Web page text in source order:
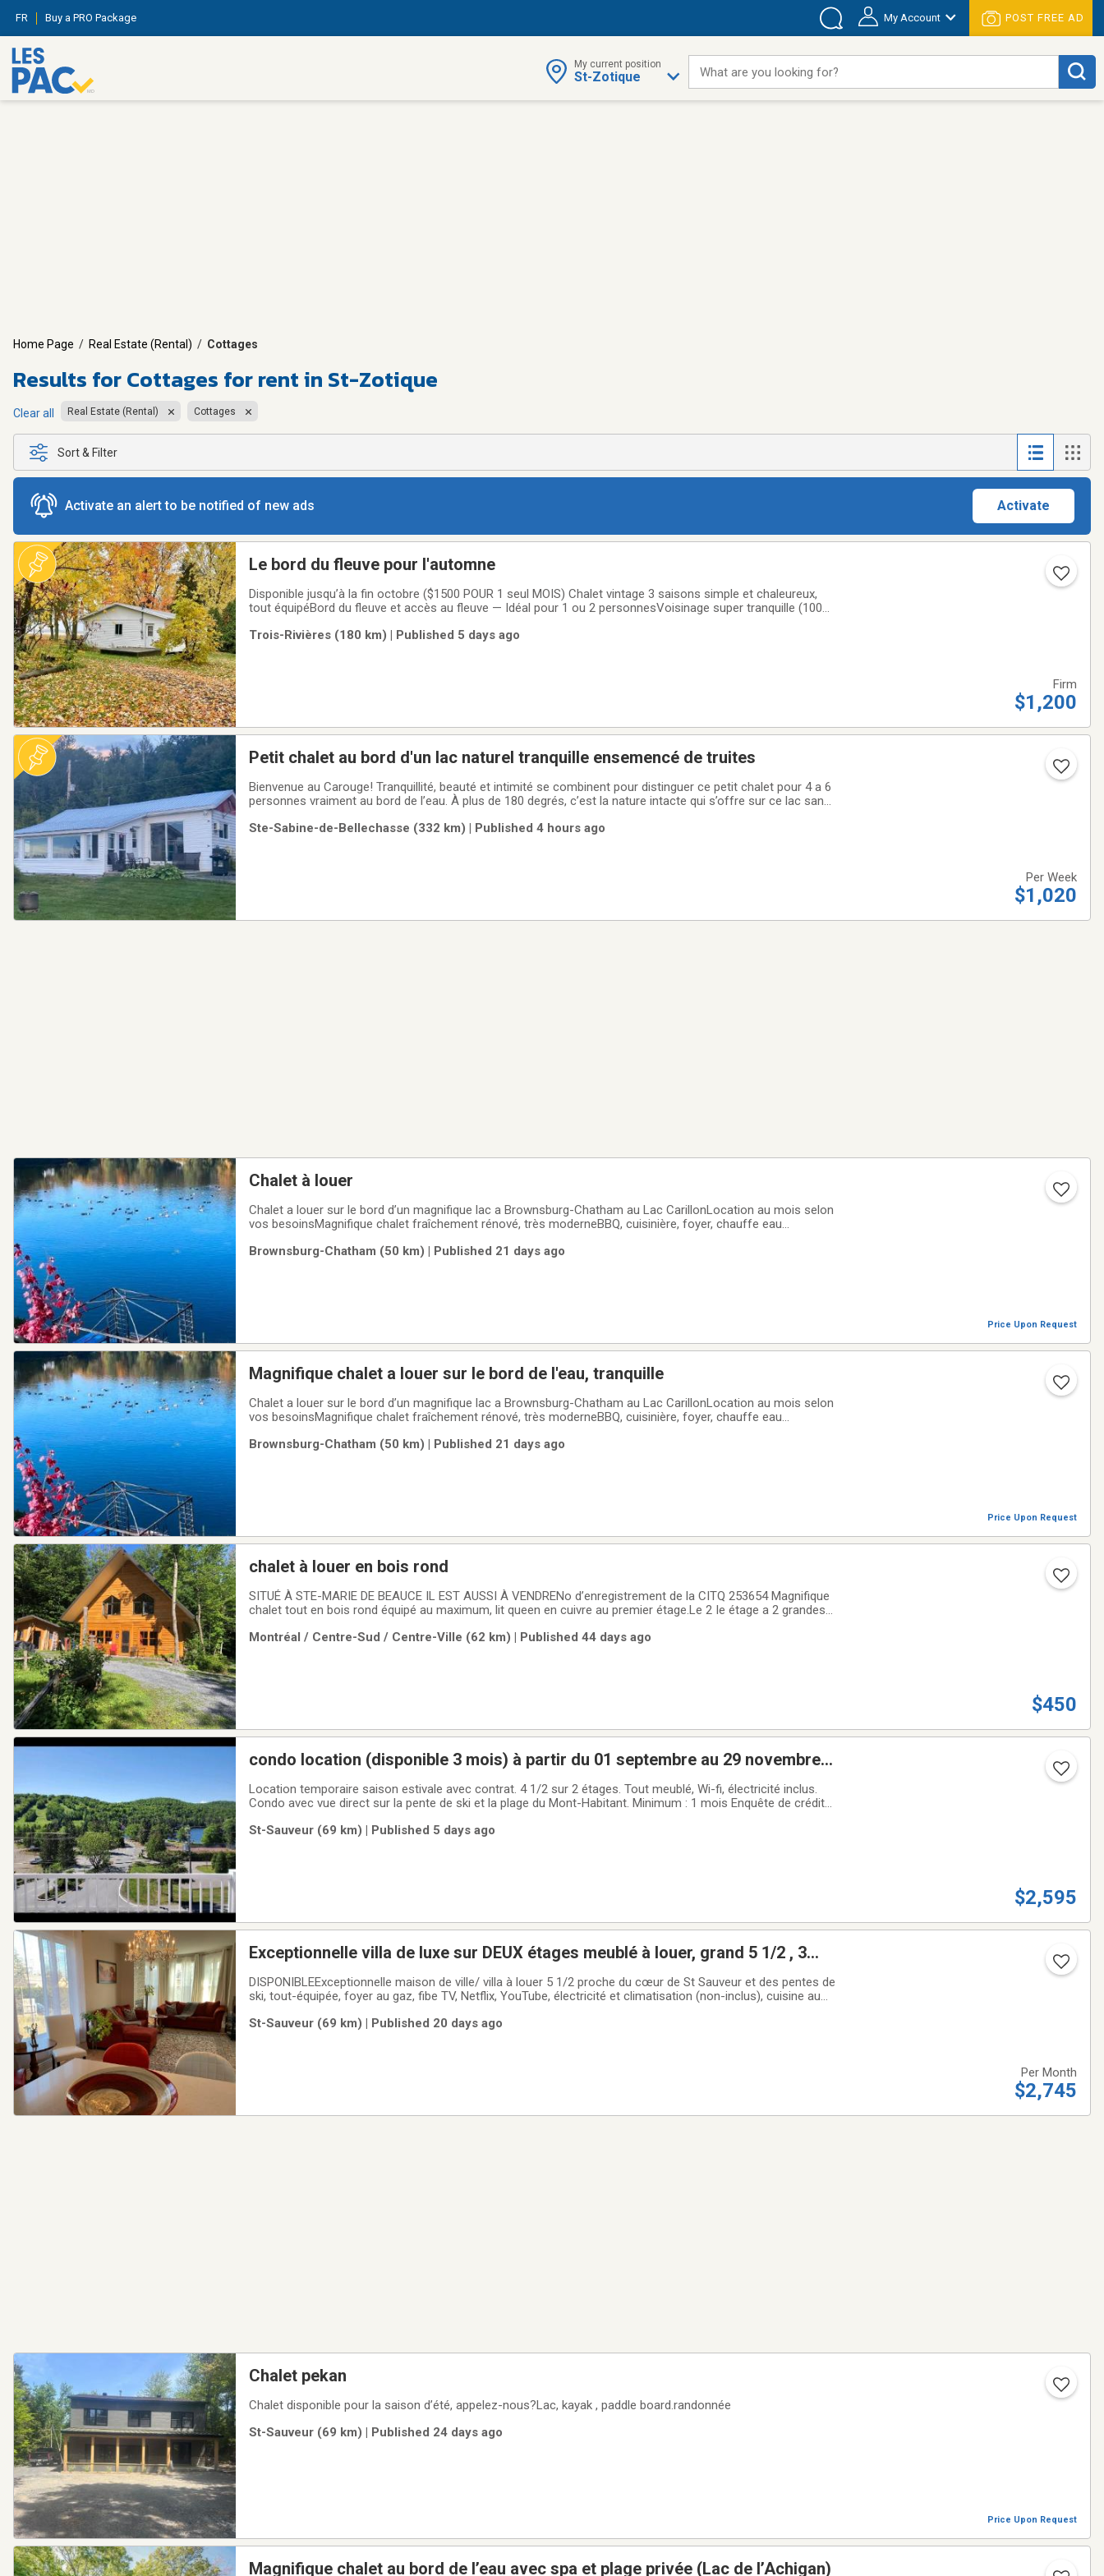
FR Buy a PRO Package My Account POST FREE AD
My current position
St-Zotique What are you looking for?
Home Page / Real Estate (Rental) / Cottages
Results forCottages for rent in St-Zotique
Clear all Real Estate (Rental) Cottages
Sort & Filter
Activate an alert to be notified of new ads Activate
Le bord du fleuve pour l'automne
Disponible jusqu’à la fin octobre ($1500 POUR 1 seul MOIS) Chalet vintage 3 saisons simple et chaleureux,
tout équipéBord du fleuve et accès au fleuve — Idéal pour 1 ou 2 personnesVoisinage super tranquille (100
TÉLÉPHONE : (450) 742-5394 Marie-Elise
Trois-Rivières (180 km) | Published 5 days ago
Firm
$1,200
Petit chalet au bord d'un lac naturel tranquille ensemencé de truites
Bienvenue au Carouge! Tranquillité, beauté et intimité se combinent pour distinguer ce petit chalet pour 4 a 6
personnes vraiment au bord de l’eau. À plus de 180 degrés, c’est la nature intacte qui s’offre sur ce lac sans
(pêche, baignade, chaloupe,
Ste-Sabine-de-Bellechasse (332 km) | Published 4 hours ago
Per Week
$1,020
Chalet à louer
Chalet a louer sur le bord d’un magnifique lac a Brownsburg-Chatham au Lac CarillonLocation au mois selon
vos besoinsMagnifique chalet fraîchement rénové, très moderneBBQ, cuisinière, foyer, chauffe eau
multicoloreDeux chambre à coucher, une avec un
Brownsburg-Chatham (50 km) | Published 21 days ago
Price Upon Request
Magnifique chalet a louer sur le bord de l'eau, tranquille
Chalet a louer sur le bord d’un magnifique lac a Brownsburg-Chatham au Lac CarillonLocation au mois selon
vos besoinsMagnifique chalet fraîchement rénové, très moderneBBQ, cuisinière, foyer, chauffe eau
multicoloreDeux chambre à coucher, une avec un
Brownsburg-Chatham (50 km) | Published 21 days ago
Price Upon Request
chalet à louer en bois rond
SITUÉ À STE-MARIE DE BEAUCE IL EST AUSSI À VENDRENo d’enregistrement de la CITQ 253654 Magnifique
chalet tout en bois rond équipé au maximum, lit queen en cuivre au premier étage.Le 2 Ie étage a 2 grandes
en bois faits à la main.A l'écart du
Montréal / Centre-Sud / Centre-Ville (62 km) | Published 44 days ago
$450
condo location (disponible 3 mois) à partir du 01 septembre au 29 novembre
Location temporaire saison estivale avec contrat. 4 1/2 sur 2 étages. Tout meublé, Wi-fi, électricité inclus.
Condo avec vue direct sur la pente de ski et la plage du Mont-Habitant. Minimum : 1 mois Enquête de crédit
nonProximité du
St-Sauveur (69 km) | Published 5 days ago
$2,595
Exceptionnelle villa de luxe sur DEUX étages meublé à louer, grand 5 1/2 , 3
DISPONIBLEExceptionnelle maison de ville/ villa à louer 5 1/2 proche du cœur de St Sauveur et des pentes de
ski, tout-équipée, foyer au gaz, fibe TV, Netflix, YouTube, électricité et climatisation (non-inclus), cuisine au
trois chambres
St-Sauveur (69 km) | Published 20 days ago
Per Month
$2,745
Chalet pekan
Chalet disponible pour la saison d’été, appelez-nous?Lac, kayak , paddle board.randonnée
St-Sauveur (69 km) | Published 24 days ago
Price Upon Request
Magnifique chalet au bord de l’eau avec spa et plage privée (Lac de l’Achigan)